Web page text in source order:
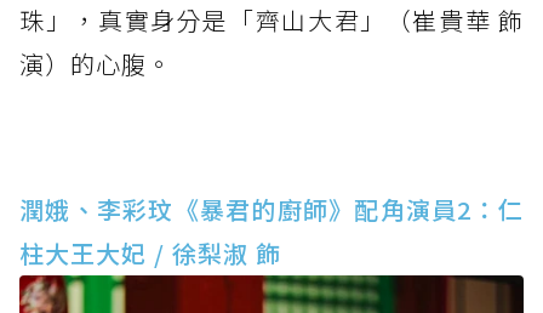
珠」，真實身分是「齊山大君」（崔貴華 飾
演）的心腹。
潤娥、李彩玟《暴君的廚師》配角演員2：仁
柱大王大妃 / 徐梨淑 飾